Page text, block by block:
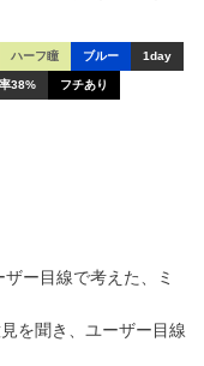
ハーフ瞳 ブルー 1day
38% フチあり
ー目線で考えた、ミ
を聞き、ユーザー目線